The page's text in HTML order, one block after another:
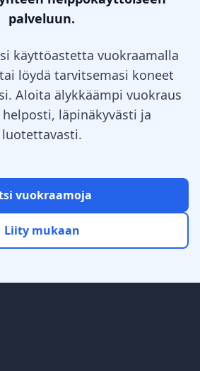
palveluun.
käyttöastetta vuokraamalla
löydä tarvitsemasi koneet
Aloita älykkäämpi vuokraus
läpinäkyvästi ja
luotettavasti.
vuokraamoja
Liity mukaan